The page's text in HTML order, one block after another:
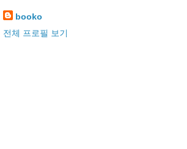
booko
전체 프로필 보기